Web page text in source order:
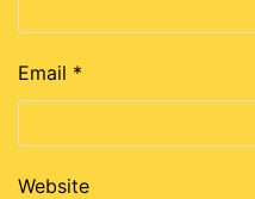
Email *
Website